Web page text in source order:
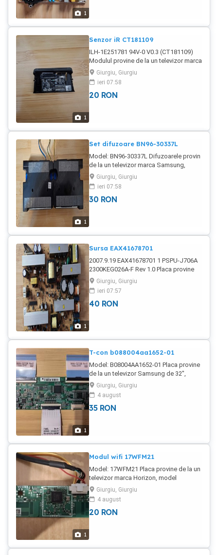
1
1
Senzor iR CT181109
ILH-1E251781 94V-0 V0.3 (CT181109)
Modulul provine de la un televizor marca
Samsung, model UE43RU7172U, cu
display-ul spart și este funcțional. În țară
trimit contracost prin curier pentru încă
20 lei în plus.
Giurgiu, Giurgiu
ieri 07:58
20 RON
1
Set difuzoare BN96-30337L
Model: BN96-30337L Difuzoarele provin
de la un televizor marca Samsung,
model UE43RU7172U, cu display-ul
spart și sunt funcționale. În țară trimit
prin curier pentru încă 20 lei în plus.
Giurgiu, Giurgiu
ieri 07:58
30 RON
1
Sursa EAX41678701
2007.9.19 EAX41678701 1 PSPU-J706A
2300KEG026A-F Rev 1.0 Placa provine
de la un televizor marca LG, model
32PC51-ZB. În țară trimit prin curier
pentru încă 20 lei în plus.
Giurgiu, Giurgiu
ieri 07:57
40 RON
1
T-con b088004aa1652-01
Model: B08004AA1652-01 Placa provine
de la un televizor Samsung de 32",
model 32J5200, cu display-ul spart și
este funcțională. În țară trimit prin curier
pentru încă 20 lei în plus.
Giurgiu, Giurgiu
4 august
35 RON
1
Modul wifi 17WFM21
Model: 17WFM21 Placa provine de la un
televizor marca Horizon, model
58HL7530U B cu display (VES580QNDP-
2D-N42) spart și este funcțională. În țară
trimit contra cost prin curier.
Giurgiu, Giurgiu
4 august
20 RON